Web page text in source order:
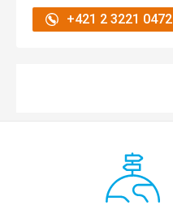
+421 2 3221 0472